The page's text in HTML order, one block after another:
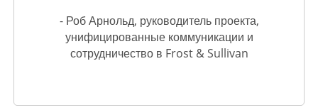
- Роб Арнольд, руководитель проекта,
унифицированные коммуникации и
сотрудничество в Frost & Sullivan